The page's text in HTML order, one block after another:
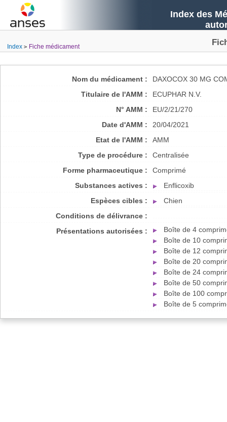
Index des
Index Fiche médicament
Nom du médicament :
DAXOCOX 30 MG
Titulaire de l'AMM :
ECUPHAR N.V.
N° AMM :
EU/2/21/270
Date d'AMM :
20/04/2021
Etat de l'AMM :
AMM
Type de procédure :
Centralisée
Forme pharmaceutique :
Comprimé
Substances actives :
Enflicoxib
Espèces cibles :
Chien
Conditions de délivrance :
Présentations autorisées :
Boîte de 4
Boîte de 10
Boîte de 12
Boîte de 20
Boîte de 24
Boîte de 50
Boîte de 100
Boîte de 5